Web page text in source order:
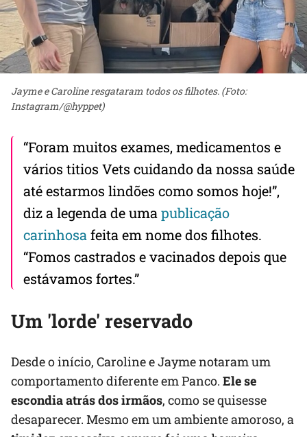
Jayme e Caroline resgataram todos os filhotes. (Foto:
Instagram/@hyppet)
“Foram muitos exames, medicamentos e
vários titios Vets cuidando da nossa saúde
até estarmos lindões como somos hoje!”,
diz a legenda de uma publicação
carinhosa feita em nome dos filhotes.
“Fomos castrados e vacinados depois que
estávamos fortes.”
Um 'lorde' reservado
Desde o início, Caroline e Jayme notaram um
comportamento diferente em Panco. Ele se
escondia atrás dos irmãos, como se quisesse
desaparecer. Mesmo em um ambiente amoroso, a